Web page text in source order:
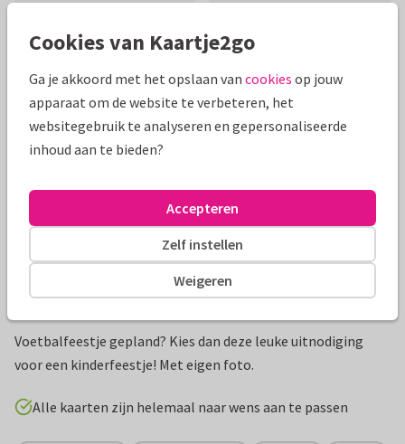
Mooie extra's bij je kaart
Voetbalfeestje gepland? Kies dan deze leuke uitnodiging
voor een kinderfeestje! Met eigen foto.
Alle kaarten zijn helemaal naar wens aan te passen
Cookies van Kaartje2go
Ga je akkoord met het opslaan van cookies op jouw
apparaat om de website te verbeteren, het
websitegebruik te analyseren en gepersonaliseerde
inhoud aan te bieden?
Weigeren
Zelf instellen
Accepteren